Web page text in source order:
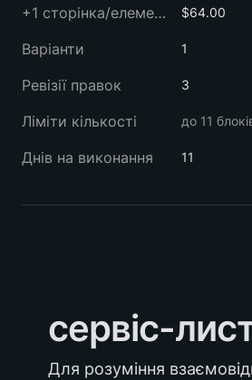
+1 сторінка/елемент $64.00
Варіанти 1
Ревізії правок 3
Ліміти кількості до 11
Днів на виконання 11
сервіс-
Для розуміння